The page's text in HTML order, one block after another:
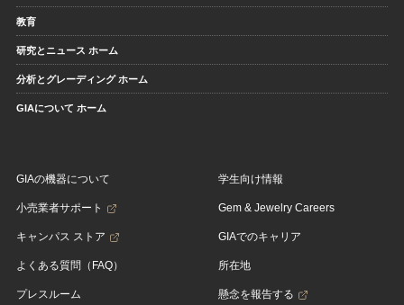
教育
研究とニュース ホーム
分析とグレーディング ホーム
GIAについて ホーム
GIAの機器について
小売業者サポート
キャンパス ストア
よくある質問（FAQ）
プレスルーム
学生向け情報
Gem & Jewelry Careers
GIAでのキャリア
所在地
懸念を報告する